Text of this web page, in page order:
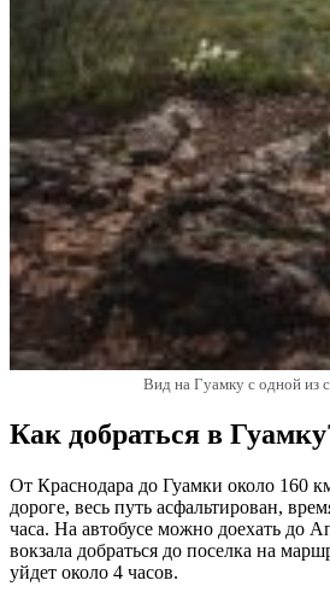
Вид на Гуамку с одной из
Как добраться в
От Краснодара до Гуамки около 160
дороге, весь путь асфальтирован,
часа. На автобусе можно доехать до
вокзала добраться до поселка на
уйдет около 4 часов.